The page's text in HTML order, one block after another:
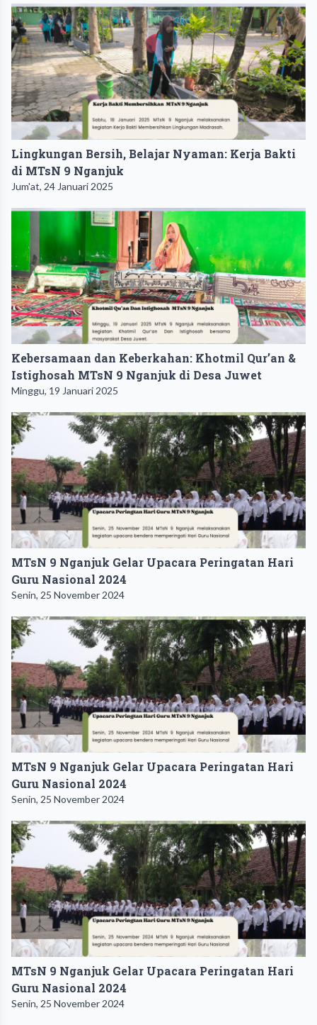
Lingkungan Bersih, Belajar Nyaman: Kerja Bakti
di MTsN 9 Nganjuk
Jum'at, 24 Januari 2025
Kebersamaan dan Keberkahan: Khotmil Qur’an &
Istighosah MTsN 9 Nganjuk di Desa Juwet
Minggu, 19 Januari 2025
MTsN 9 Nganjuk Gelar Upacara Peringatan Hari
Guru Nasional 2024
Senin, 25 November 2024
MTsN 9 Nganjuk Gelar Upacara Peringatan Hari
Guru Nasional 2024
Senin, 25 November 2024
MTsN 9 Nganjuk Gelar Upacara Peringatan Hari
Guru Nasional 2024
Senin, 25 November 2024